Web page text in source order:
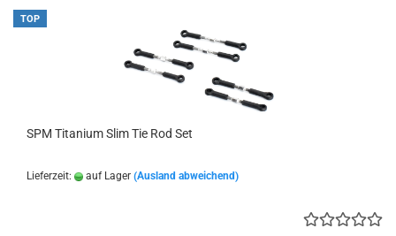
TOP
SPM Titanium Slim Tie Rod Set
Lieferzeit: auf Lager (Ausland abweichend)